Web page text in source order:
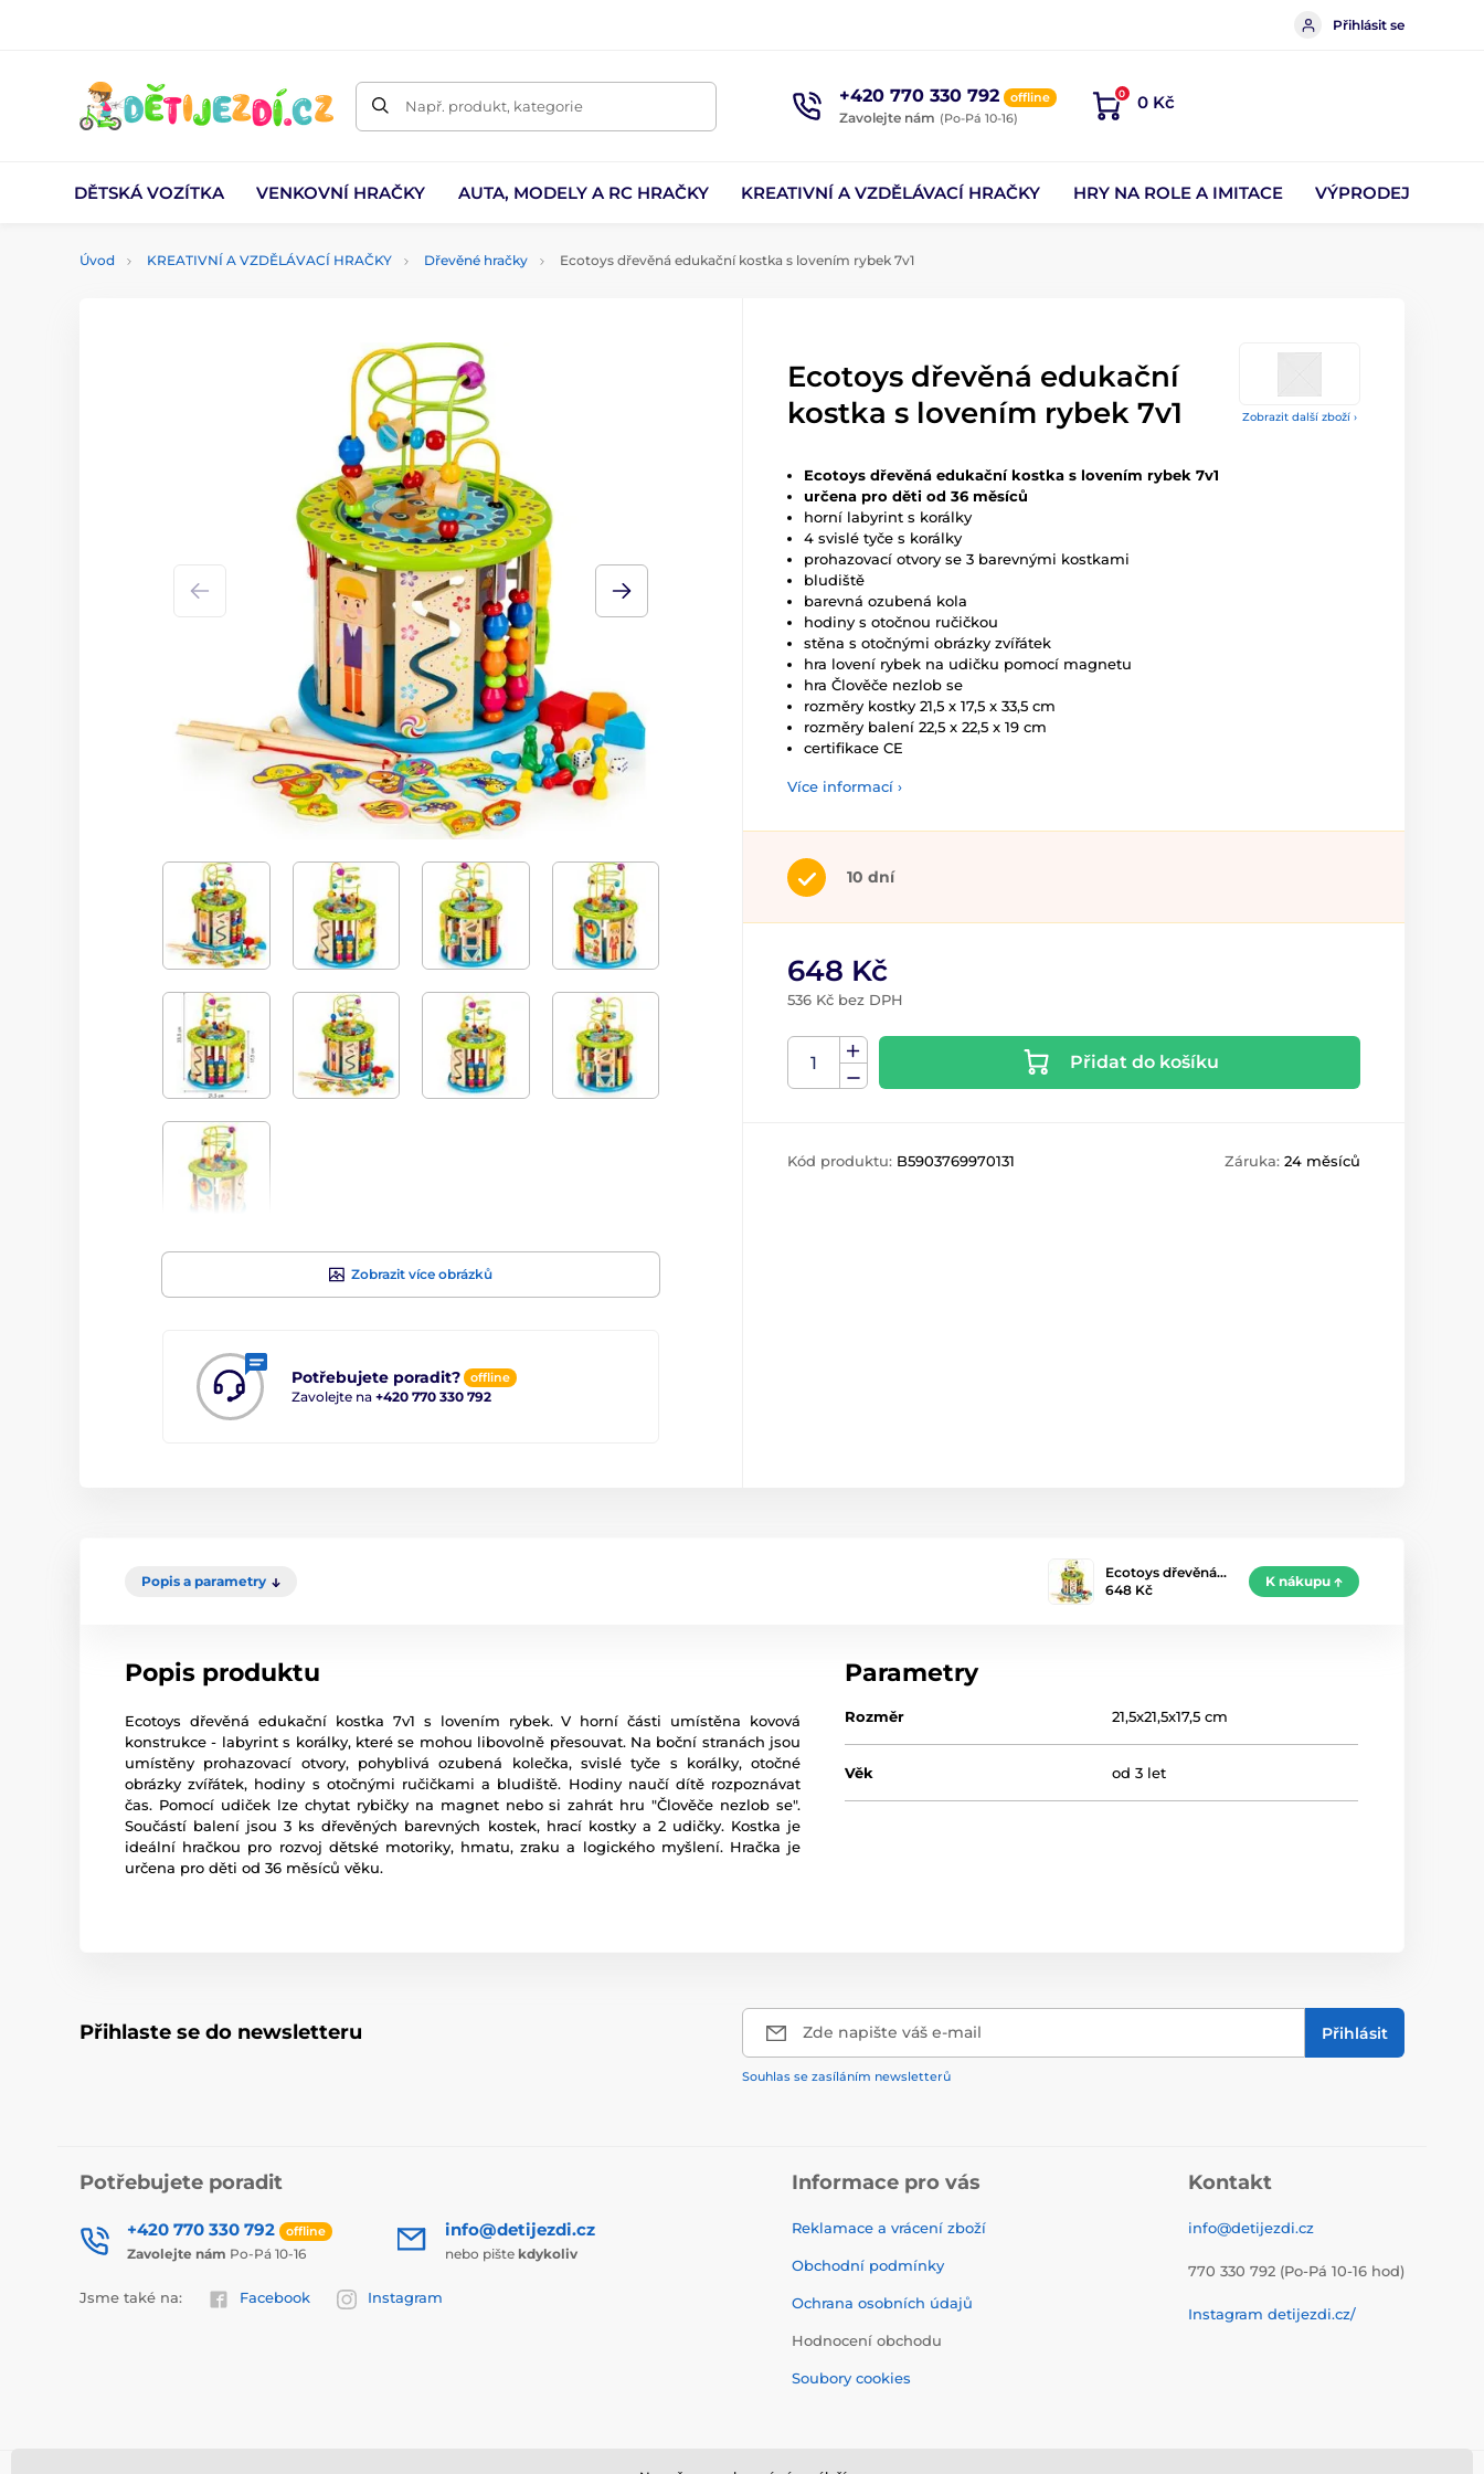
Přihlásit se
Např. produkt, kategorie +420 770 330 792 offline
Zavolejte nám (Po-Pá 10-16)
0 0 Kč
DĚTSKÁ VOZÍTKA VENKOVNÍ HRAČKY AUTA, MODELY A RC HRAČKY KREATIVNÍ A VZDĚLÁVACÍ HRAČKY HRY NA ROLE A IMITACE VÝPRODEJ
Úvod KREATIVNÍ A VZDĚLÁVACÍ HRAČKY Dřevěné hračky Ecotoys dřevěná edukační kostka s lovením rybek 7v1
Zobrazit další zboží ›
Zobrazit více obrázků
Potřebujete poradit? offline
Zavolejte na +420 770 330 792
Ecotoys dřevěná edukační
kostka s lovením rybek 7v1
Ecotoys dřevěná edukační kostka s lovením rybek 7v1
určena pro děti od 36 měsíců
horní labyrint s korálky
4 svislé tyče s korálky
prohazovací otvory se 3 barevnými kostkami
bludiště
barevná ozubená kola
hodiny s otočnou ručičkou
stěna s otočnými obrázky zvířátek
hra lovení rybek na udičku pomocí magnetu
hra Člověče nezlob se
rozměry kostky 21,5 x 17,5 x 33,5 cm
rozměry balení 22,5 x 22,5 x 19 cm
certifikace CE
Více informací ›
10 dní
648 Kč
536 Kč bez DPH
Přidat do košíku
Kód produktu: B5903769970131 Záruka: 24 měsíců
Popis a parametry
Ecotoys dřevěná…
648 Kč
K nákupu
Popis produktu
Ecotoys dřevěná edukační kostka 7v1 s lovením rybek. V horní části umístěna kovová
konstrukce - labyrint s korálky, které se mohou libovolně přesouvat. Na boční stranách jsou
umístěny prohazovací otvory, pohyblivá ozubená kolečka, svislé tyče s korálky, otočné
obrázky zvířátek, hodiny s otočnými ručičkami a bludiště. Hodiny naučí dítě rozpoznávat
čas. Pomocí udiček lze chytat rybičky na magnet nebo si zahrát hru "Člověče nezlob se".
Součástí balení jsou 3 ks dřevěných barevných kostek, hrací kostky a 2 udičky. Kostka je
ideální hračkou pro rozvoj dětské motoriky, hmatu, zraku a logického myšlení. Hračka je
určena pro děti od 36 měsíců věku.
Parametry
Rozměr 21,5x21,5x17,5 cm
Věk od 3 let
Přihlaste se do newsletteru Zde napište váš e-mail Přihlásit
Souhlas se zasíláním newsletterů
Potřebujete poradit
+420 770 330 792 offline
Zavolejte nám Po-Pá 10-16
info@detijezdi.cz
nebo pište kdykoliv
Jsme také na: Facebook Instagram
Informace pro vás
Reklamace a vrácení zboží
Obchodní podmínky
Ochrana osobních údajů
Hodnocení obchodu
Soubory cookies
Kontakt
info@detijezdi.cz
770 330 792 (Po-Pá 10-16 hod)
Instagram detijezdi.cz/